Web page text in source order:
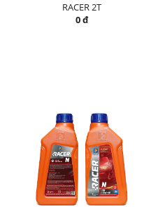
RACER 2T
0 đ